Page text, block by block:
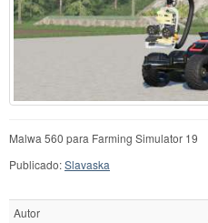
Malwa 560 para Farming Simulator 19
Publicado:Slavaska
Autor